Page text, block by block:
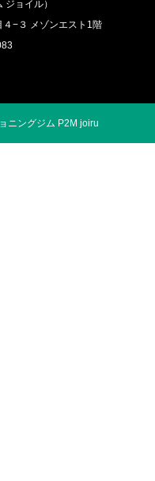
ョイル）
−３ メゾンエスト1階
ニングジム P2M joiru